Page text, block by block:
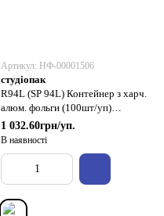
Артикул: НФ-00001506
студіопак
R94L (SP 94L) Контейнер з харч.
алюм. фольги (100шт/уп)
STANDART
1 032.60грн/уп.
В наявності